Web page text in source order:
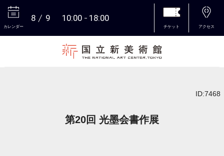
カレンダー
8 9 10:00 18:00
チケット アクセス
ID:7468
第20回 光墨会書作展